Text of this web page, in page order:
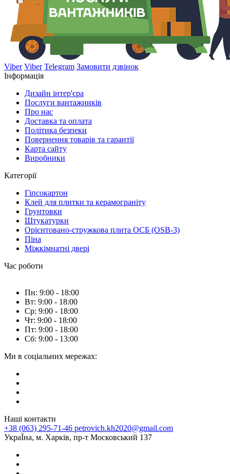
Viber Viber Telegram Замовити дзвінок
Інформація
Дизайн інтер'єра
Послуги вантажників
Про нас
Доставка та оплата
Політика безпеки
Повернення товарів та гарантії
Карта сайту
Виробники
Категорії
Гіпсокартон
Клей для плитки та керамограніту
Грунтовки
Штукатурки
Орієнтовано-стружкова плита ОСБ (OSB-3)
Піна
Міжкімнатні двері
Час роботи
Пн: 9:00 - 18:00
Вт: 9:00 - 18:00
Ср: 9:00 - 18:00
Чт: 9:00 - 18:00
Пт: 9:00 - 18:00
Сб: 9:00 - 13:00
Ми в соціальних мережах:
Наші контакти
+38 (063) 295-71-46 petrovich.kh2020@gmail.com
УкраЇна, м. Харків, пр-т Московський 137